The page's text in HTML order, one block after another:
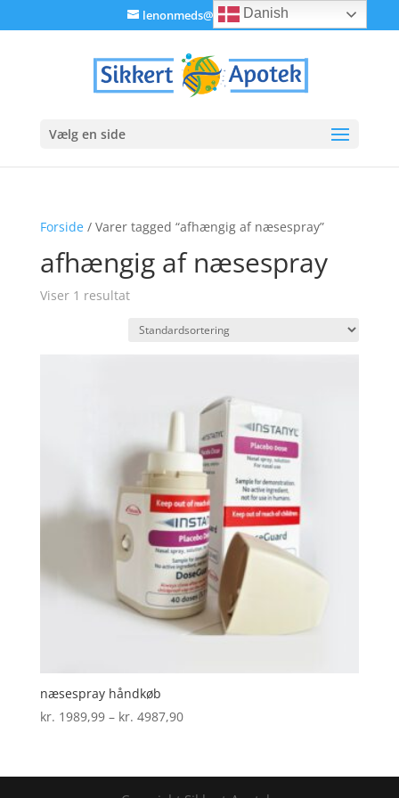
lenonmeds@gmail.com
Vælg en side
Forside/ Varer tagged “afhængig af næsespray”
afhængig af næsespray
Viser 1 resultat
næsespray håndkøb
kr. 1989,99 – kr. 4987,90Prisinterval:
kr. 4987,90
Danish